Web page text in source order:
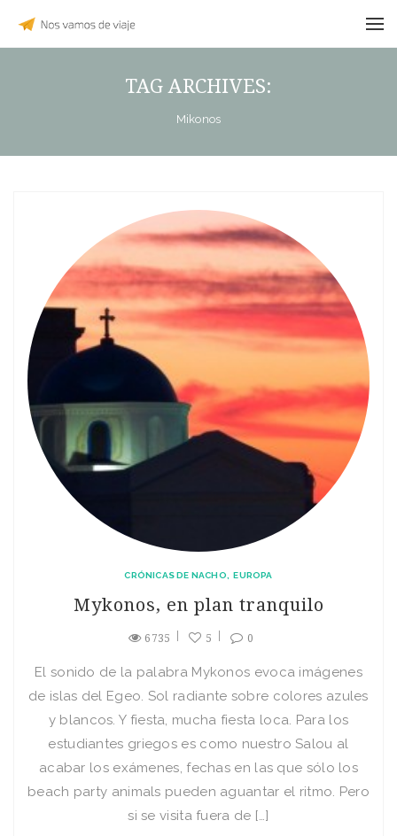
TAG ARCHIVES:
Mikonos
CRÓNICAS DE NACHO EUROPA
Mykonos, en plan tranquilo
6735 5 0
El sonido de la palabra Mykonos evoca imágenes
de islas del Egeo. Sol radiante sobre colores azules
y blancos. Y fiesta, mucha fiesta loca. Para los
estudiantes griegos es como nuestro Salou al
acabar los exámenes, fechas en las que sólo los
beach party animals pueden aguantar el ritmo. Pero
si se visita fuera de […]